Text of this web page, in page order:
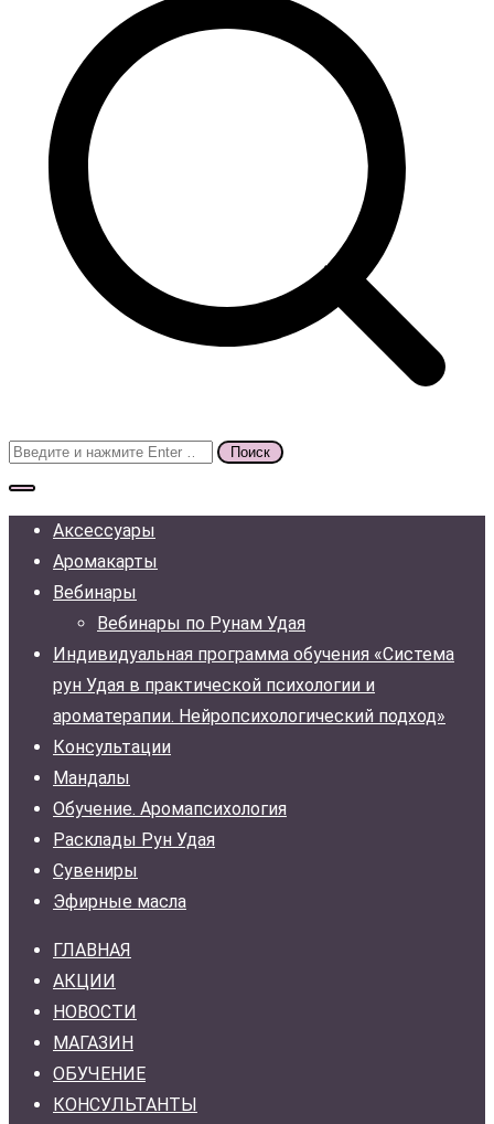
Поиск
для:
Аксессуары
Аромакарты
Вебинары
Вебинары по Рунам Удая
Индивидуальная программа обучения «Система
рун Удая в практической психологии и
ароматерапии. Нейропсихологический подход»
Консультации
Мандалы
Обучение. Аромапсихология
Расклады Рун Удая
Сувениры
Эфирные масла
ГЛАВНАЯ
АКЦИИ
НОВОСТИ
МАГАЗИН
ОБУЧЕНИЕ
КОНСУЛЬТАНТЫ